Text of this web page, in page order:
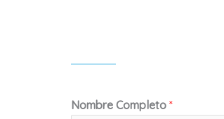
Nombre Completo *